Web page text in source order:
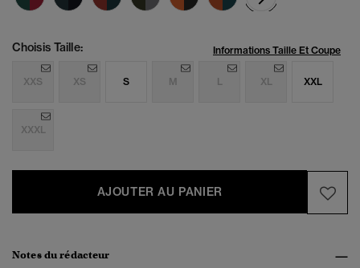
Choisis Taille: Informations Taille Et Coupe
XXS XS S M L XL XXL
XXXL
AJOUTER AU PANIER
Notes du rédacteur